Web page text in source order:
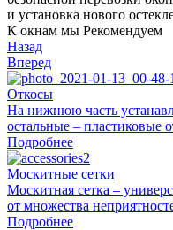
и установка нового
К окнам мы Рекомендуем
Назад
Вперед
Откосы
На нижнюю часть
остальные – пластиковые
Подробнее
Москитные сетки
Москитная сетка –
от множества
Подробнее